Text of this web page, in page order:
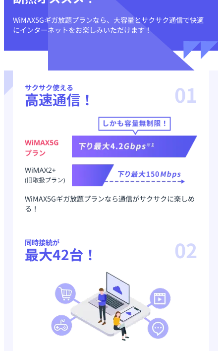
WiMAX5Gギガ放題プランなら、大容量とサクサク通信で快適
にインターネットをお楽しみいただけます！
サクサク使える
高速通信！ 01
WiMAX5Gギガ放題プランなら通信がサクサクに楽しめ
る！
同時接続が
最大42台！ 02